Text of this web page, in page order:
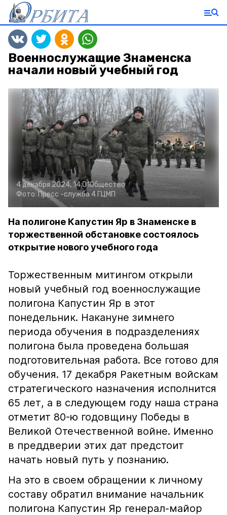
Военнослужащие Знаменска
начали новый учебный год
4 декабря 2024, 14:01Общество
Фото:Пресс -служба 4 ГЦМП
На полигоне Капустин Яр в Знаменске в
торжественной обстановке состоялось
открытие нового учебного года
Торжественным митингом открыли
новый учебный год военнослужащие
полигона Капустин Яр в этот
понедельник. Накануне зимнего
периода обучения в подразделениях
полигона была проведена большая
подготовительная работа. Все готово для
обучения. 17 декабря Ракетным войскам
стратегического назначения исполнится
65 лет, а в следующем году наша страна
отметит 80-ю годовщину Победы в
Великой Отечественной войне. Именно
в преддверии этих дат предстоит
начать новый путь у познанию.
На это в своем обращении к личному
составу обратил внимание начальник
полигона Капустин Яр генерал-майор